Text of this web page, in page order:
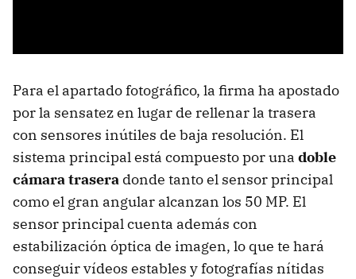
Para el apartado fotográfico, la firma ha apostado
por la sensatez en lugar de rellenar la trasera
con sensores inútiles de baja resolución. El
sistema principal está compuesto por una doble
cámara trasera donde tanto el sensor principal
como el gran angular alcanzan los 50 MP. El
sensor principal cuenta además con
estabilización óptica de imagen, lo que te hará
conseguir vídeos estables y fotografías nítidas